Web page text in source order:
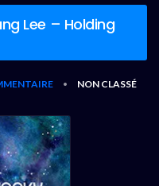
Lee – Holding
• NON CLASSÉ